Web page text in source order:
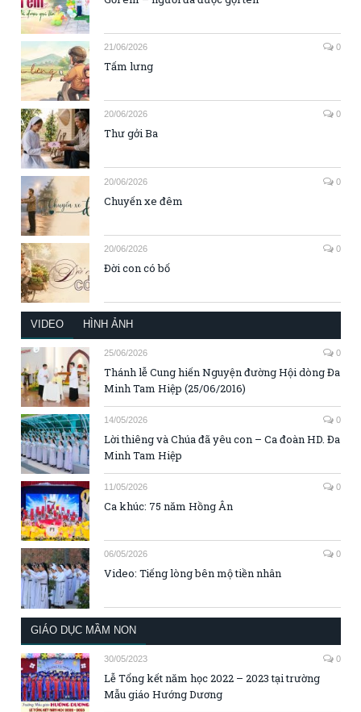
21/06/2026 0
Tấm lưng
20/06/2026 0
Thư gởi Ba
20/06/2026 0
Chuyến xe đêm
20/06/2026 0
Đời con có bố
VIDEO HÌNH ẢNH
25/06/2026 0
Thánh lễ Cung hiến Nguyện đường Hội dòng Đa
Minh Tam Hiệp (25/06/2016)
14/05/2026 0
Lời thiêng và Chúa đã yêu con – Ca đoàn HD. Đa
Minh Tam Hiệp
11/05/2026 0
Ca khúc: 75 năm Hồng Ân
06/05/2026 0
Video: Tiếng lòng bên mộ tiền nhân
GIÁO DỤC MẦM NON
30/05/2023 0
Lễ Tổng kết năm học 2022 – 2023 tại trường
Mẫu giáo Hướng Dương